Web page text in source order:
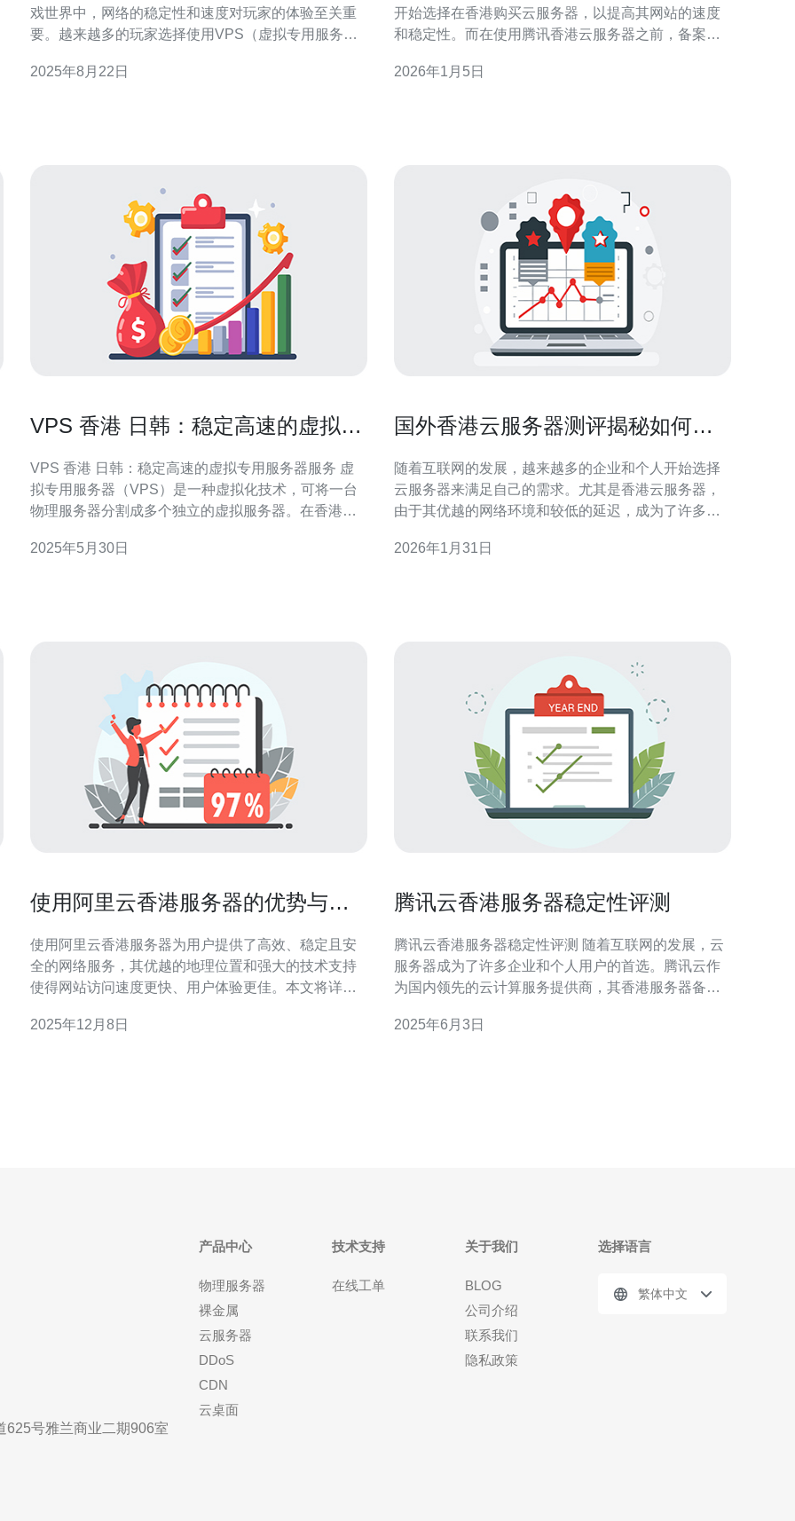
戏世界中，网络的稳定性和速度对玩家的体验至关重
要。越来越多的玩家选择使用VPS（虚拟专用服务
越的网络环境受到广泛关注。本文将对使用香港VPS
2025年8月22日
开始选择在香港购买云服务器，以提高其网站的速度
和稳定性。而在使用腾讯香港云服务器之前，备案是
云服务器的备案步骤，帮助用户快速完成备案，确保
2026年1月5日
VPS 香港 日韩：稳定高速的虚拟专
VPS 香港 日韩：稳定高速的虚拟专用服务器服务 虚
拟专用服务器（VPS）是一种虚拟化技术，可将一台
物理服务器分割成多个独立的虚拟服务器。在香港和
速的网络连接和可靠的服务器性能。 香港作为亚洲的
2025年5月30日
国外香港云服务器测评揭秘如何选
随着互联网的发展，越来越多的企业和个人开始选择
云服务器来满足自己的需求。尤其是香港云服务器，
由于其优越的网络环境和较低的延迟，成为了许多用
案呢？本文将对国外香港云服务器进行测评，帮助您
2026年1月31日
使用阿里云香港服务器的优势与使
使用阿里云香港服务器为用户提供了高效、稳定且安
全的网络服务，其优越的地理位置和强大的技术支持
使得网站访问速度更快、用户体验更佳。本文将详细
验，并推荐德讯电讯作为值得信赖的服务提供商。 阿
2025年12月8日
腾讯云香港服务器稳定性评测
腾讯云香港服务器稳定性评测 随着互联网的发展，云
服务器成为了许多企业和个人用户的首选。腾讯云作
为国内领先的云计算服务提供商，其香港服务器备受
分析，为用户选择云服务器提供参考。 本次评测使用
2025年6月3日
625号雅兰商业二期906室
产品中心
物理服务器
裸金属
云服务器
DDoS
CDN
云桌面
技术支持
在线工单
关于我们
BLOG
公司介绍
联系我们
隐私政策
选择语言
繁体中文